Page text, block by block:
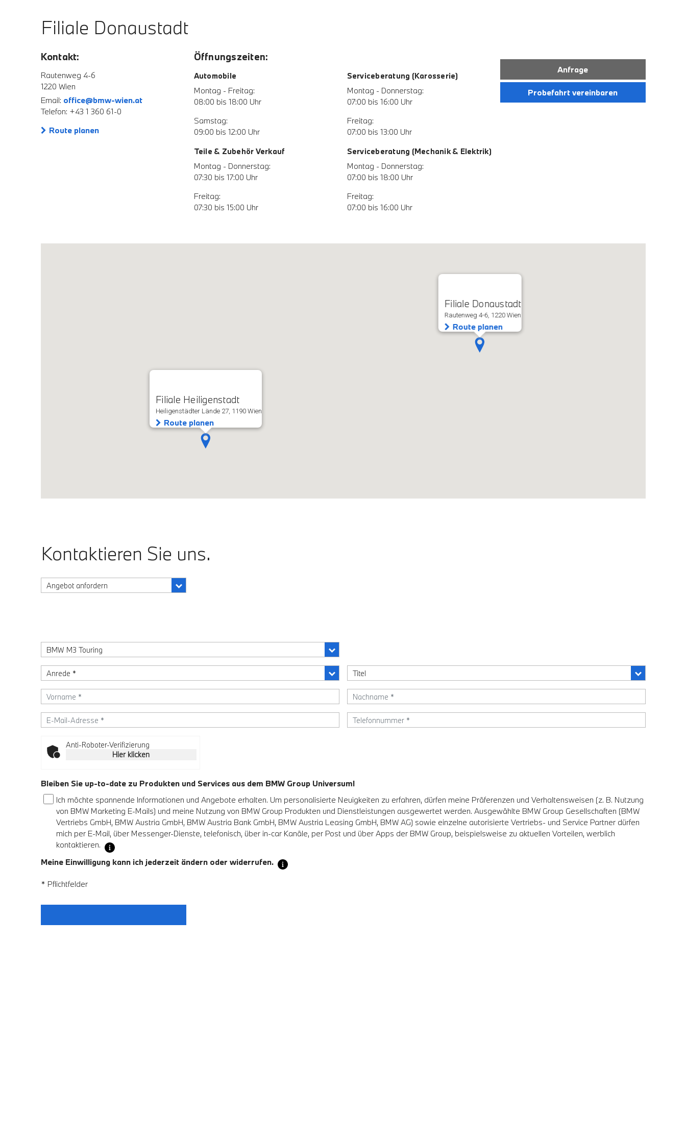
Filiale Donaustadt
Kontakt:
Rautenweg 4-6
1220 Wien
Email: office@bmw-wien.at
Telefon: +43 1 360 61-0
Route planen
Anfrage
Probefahrt vereinbaren
Öffnungszeiten:
Automobile
Montag - Freitag:
08:00 bis 18:00 Uhr
Samstag:
09:00 bis 12:00 Uhr
Teile & Zubehör Verkauf
Montag - Donnerstag:
07:30 bis 17:00 Uhr
Freitag:
07:30 bis 15:00 Uhr
Serviceberatung (Karosserie)
Montag - Donnerstag:
07:00 bis 16:00 Uhr
Freitag:
07:00 bis 13:00 Uhr
Serviceberatung (Mechanik & Elektrik)
Montag - Donnerstag:
07:00 bis 18:00 Uhr
Freitag:
07:00 bis 16:00 Uhr
Filiale Donaustadt
Rautenweg 4-6, 1220 Wien
Route planen
Filiale Heiligenstadt
Heiligenstädter Lände 27, 1190 Wien
Route planen
Kontaktieren Sie uns.
Anti-Roboter-Verifizierung
Hier klicken
Bleiben Sie up-to-date zu Produkten und Services aus dem BMW Group Universum!
Ich möchte spannende Informationen und Angebote erhalten. Um personalisierte Neuigkeiten zu erfahren, dürfen meine Präferenzen und Verhaltensweisen (z. B. Nutzung
von BMW Marketing E-Mails) und meine Nutzung von BMW Group Produkten und Dienstleistungen ausgewertet werden. Ausgewählte BMW Group Gesellschaften (BMW
Vertriebs GmbH, BMW Austria GmbH, BMW Austria Bank GmbH, BMW Austria Leasing GmbH, BMW AG) sowie einzelne autorisierte Vertriebs- und Service Partner dürfen
mich per E-Mail, über Messenger-Dienste, telefonisch, über in-car Kanäle, per Post und über Apps der BMW Group, beispielsweise zu aktuellen Vorteilen, werblich
kontaktieren.
Meine Einwilligung kann ich jederzeit ändern oder widerrufen.
* Pflichtfelder